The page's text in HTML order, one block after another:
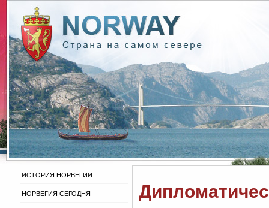
ИСТОРИЯ НОРВЕГИИ
НОРВЕГИЯ СЕГОДНЯ